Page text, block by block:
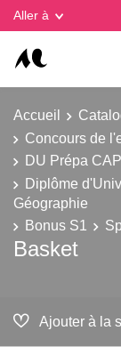
Aller à
Accueil
Concours de
DU Prépa
Diplôme
Géographie
Bonus S1
Basket
Ajouter à la
Gestion des cookies